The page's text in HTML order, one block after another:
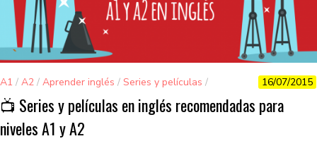
A1 / A2 / Aprender inglés / Series y películas /
Vocabulario
16/07/2015
📺 Series y películas en inglés recomendadas para
niveles A1 y A2